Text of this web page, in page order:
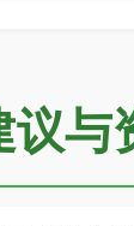
议与